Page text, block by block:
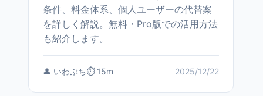
条件、料金体系、個人ユーザーの代替案
を詳しく解説。無料・Pro版での活用方法
も紹介します。
👤 いわぶち⏱️ 15m 2025/12/22